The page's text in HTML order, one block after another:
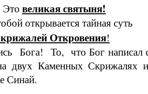
Это великая святыня!
открывается тайная суть
Откровения!
Бога! То, что Бог напи­сал
двух Каменных Скрижалях
Синай.